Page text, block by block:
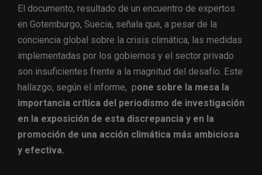
El documento, resultado de un encuentro de expertos
en Gotemburgo, Suecia, señala que, a pesar de la
conciencia global sobre la crisis climática, las medidas
implementadas por los gobiernos y el sector privado
son insuficientes frente a la magnitud del desafío. Este
hallazgo, según el informe, pone sobre la mesa la
importancia crítica del periodismo de investigación
en la exposición de esta discrepancia y en la
promoción de una acción climática más ambiciosa
y efectiva.